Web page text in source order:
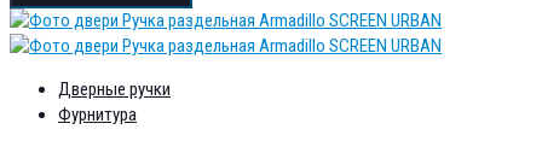
Дверные ручки
Фурнитура